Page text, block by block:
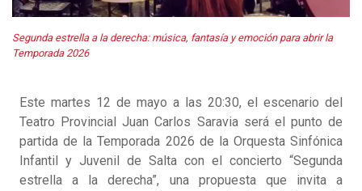
Segunda estrella a la derecha: música, fantasía y emoción para abrir la
Temporada 2026
Este martes 12 de mayo a las 20:30, el escenario del
Teatro Provincial Juan Carlos Saravia será el punto de
partida de la Temporada 2026 de la Orquesta Sinfónica
Infantil y Juvenil de Salta con el concierto “Segunda
estrella a la derecha”, una propuesta que invita a